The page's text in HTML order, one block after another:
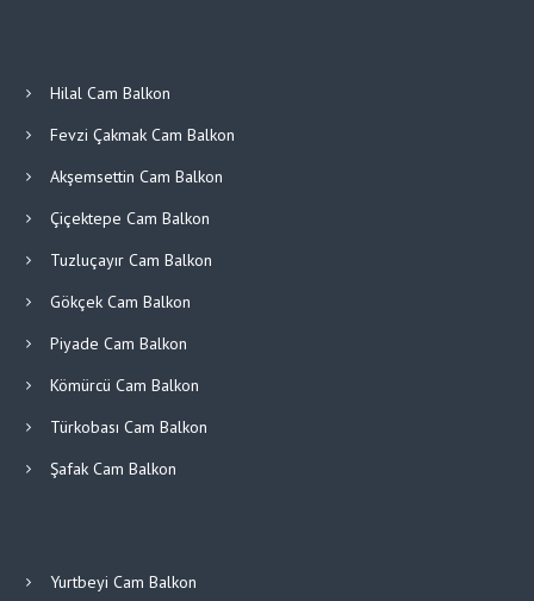
Hilal Cam Balkon
Fevzi Çakmak Cam Balkon
Akşemsettin Cam Balkon
Çiçektepe Cam Balkon
Tuzluçayır Cam Balkon
Gökçek Cam Balkon
Piyade Cam Balkon
Kömürcü Cam Balkon
Türkobası Cam Balkon
Şafak Cam Balkon
Yurtbeyi Cam Balkon